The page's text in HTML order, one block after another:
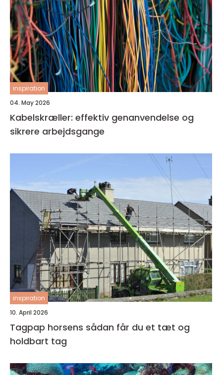
inspiration
04. May 2026
Kabelskræller: effektiv genanvendelse og
sikrere arbejdsgange
inspiration
10. April 2026
Tagpap horsens sådan får du et tæt og
holdbart tag